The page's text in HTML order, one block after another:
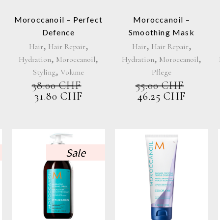
Moroccanoil – Perfect
Defence
Hair, Hair Repair,
Hydration, Moroccanoil,
Styling, Volume
38.00CHF
URSPRÜNGLICHER
PREIS
31.80CHF AKTUELLER
Moroccanoil –
Smoothing Mask
Hair, Hair Repair,
Hydration, Moroccanoil,
Pflege
55.00CHF
PREIS
46.25CHF
Sale
Dieses
mehrere
Varianten